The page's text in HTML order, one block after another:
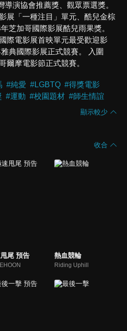
導演協會推薦獎、觀眾票選獎。
展「一種注目」單元、酷兒金棕
芝加哥國際影展酷兒雨果獎。
際電影展首映單元最受歡迎影
典國際影展正式競賽。 入圍
爾摩電影節正式競賽。
#純愛 #LGBTQ #得獎電影
#運動 #校園題材 #師生情誼
顯示較少
收合
尾 預告 熱血競輪
Riding Uphill